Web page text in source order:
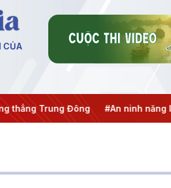
CỦA
Trung Đông #An ninh năng lượng